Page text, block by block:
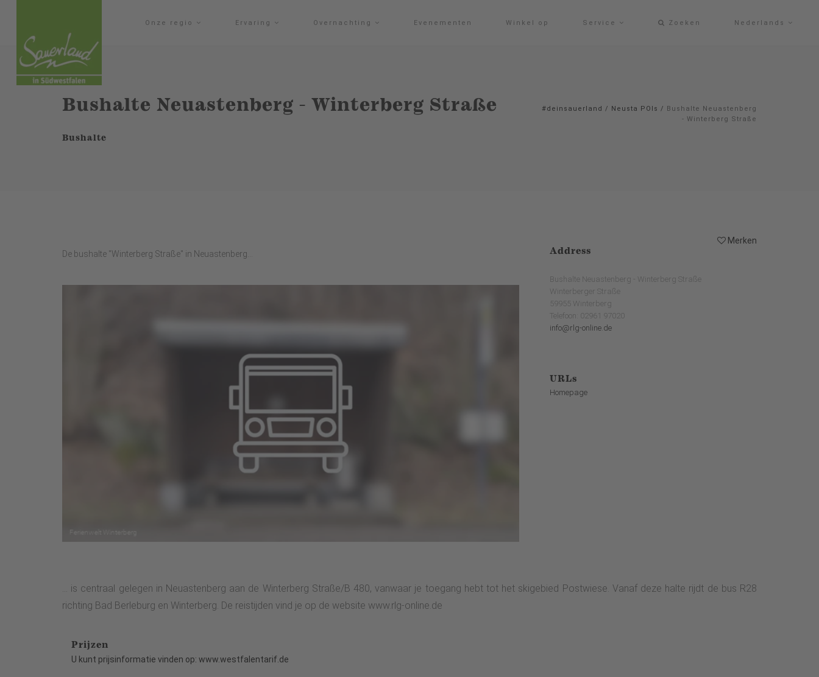
Onze regio Ervaring Overnachting Evenementen Winkel op Service Zoeken Nederlands
Bushalte Neuastenberg - Winterberg Straße
Bushalte
#deinsauerland / Neusta POIs / Bushalte Neuastenberg
- Winterberg Straße
Merken
De bushalte "Winterberg Straße" in Neuastenberg...
Address
Bushalte Neuastenberg - Winterberg Straße
Winterberger Straße
59955 Winterberg
Telefoon: 02961 97020
info@rlg-online.de
URLs
Homepage
... is centraal gelegen in Neuastenberg aan de Winterberg Straße/B 480, vanwaar je toegang hebt tot het skigebied Postwiese. Vanaf deze halte rijdt de bus R28
richting Bad Berleburg en Winterberg. De reistijden vind je op de website www.rlg-online.de
Prijzen
U kunt prijsinformatie vinden op: www.westfalentarif.de